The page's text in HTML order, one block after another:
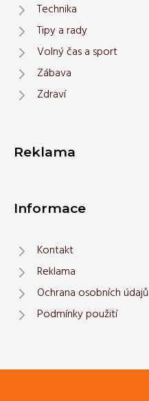
Technika
Tipy a rady
Volný čas a sport
Zábava
Zdraví
Reklama
Informace
Kontakt
Reklama
Ochrana osobních údajů
Podmínky použití